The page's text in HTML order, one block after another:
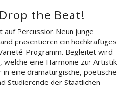
the Beat!
Percussion Neun junge
präsentieren ein hochkräftiges
Programm. Begleitet wird
welche eine Harmonie zur Artistik
in eine dramaturgische, poetische
Studierende der Staatlichen